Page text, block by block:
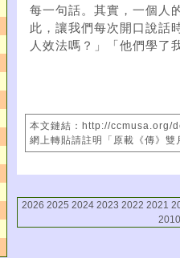
每一句話。其實，一個人
此，讓我們每次開口說話
人效法嗎？」「他們學了
本文鏈結：http://
網上轉貼請註明「原載《傳》
2026 2025 2024 2023 2022 2021
2010